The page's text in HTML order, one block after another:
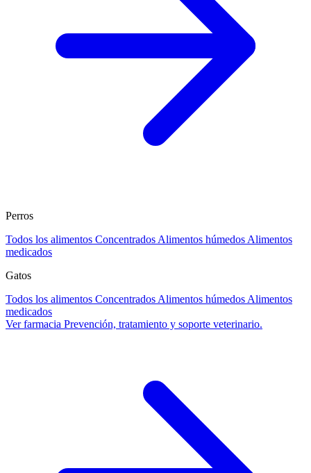
Perros
Todos los alimentos Concentrados Alimentos húmedos Alimentos
medicados
Gatos
Todos los alimentos Concentrados Alimentos húmedos Alimentos
medicados
Ver farmacia Prevención, tratamiento y soporte veterinario.